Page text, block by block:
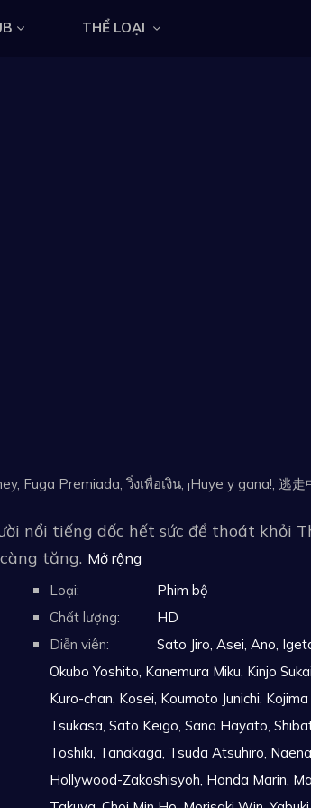
THỂ LOẠI
nổi tiếng dốc hết sức để thoát khỏi
tăng. Mở rộng
Loại:
Phim bộ
Chất lượng:
HD
Diễn viên:
Sato Jiro, Asei, Ano,
Okubo Yoshito, Kanemura Miku, Kinjo
Kuro-chan, Kosei, Koumoto Junichi,
Tsukasa, Sato Keigo, Sano Hayato,
Toshiki, Tanakaga, Tsuda Atsuhiro,
Hollywood-Zakoshisyoh, Honda Marin,